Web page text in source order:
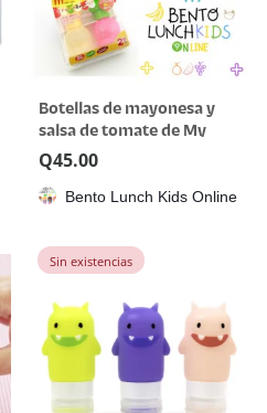
Botellas de mayonesa y
salsa de tomate de My
Little Chef
Q45.00
Bento Lunch Kids Online
Sin existencias